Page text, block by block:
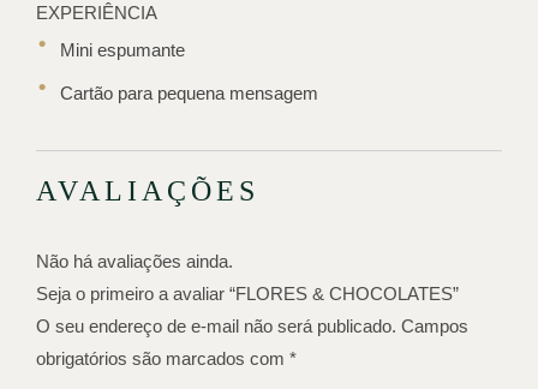
EXPERIÊNCIA
Mini espumante
Cartão para pequena mensagem
AVALIAÇÕES
Não há avaliações ainda.
Seja o primeiro a avaliar “FLORES & CHOCOLATES”
O seu endereço de e-mail não será publicado. Campos
obrigatórios são marcados com *